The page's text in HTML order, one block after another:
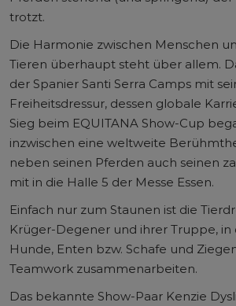
trotzt.
Die Harmonie zwischen Menschen
Tieren überhaupt steht über allem.
der Spanier Santi Serra Camps mit
Freiheitsdressur, dessen globale
Sieg beim EQUITANA Show-Cup
inzwischen eine weltweite
neben seinen Pferden auch seinen
mit in die Halle 5 der Messe Essen.
Einfach nur zum Staunen ist die
Krüger-Degener und ihrer Truppe, in
Hunde, Enten bzw. Schafe und
Teamwork zusammenarbeiten.
Das bekannte Show-Paar Kenzie